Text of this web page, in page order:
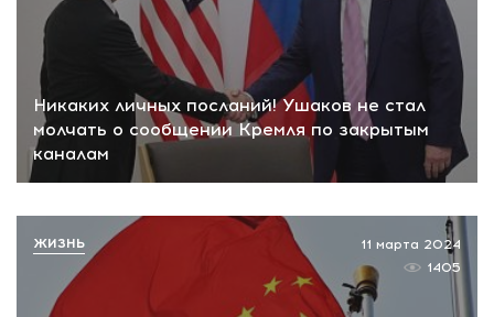
Никаких личных посланий! Ушаков не стал
молчать о сообщении Кремля по закрытым
каналам
11 марта 2024
1405
ЖИЗНЬ